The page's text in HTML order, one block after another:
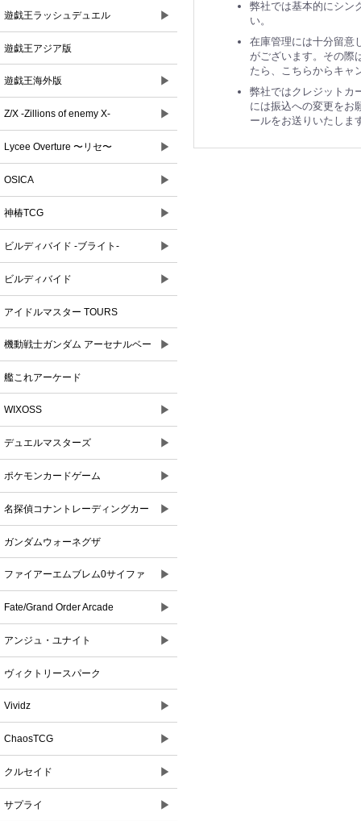
遊戯王ラッシュデュエル ▶
遊戯王アジア版
遊戯王海外版 ▶
Z/X -Zillions of enemy X- ▶
Lycee Overture 〜リセ〜 ▶
OSICA ▶
神椿TCG ▶
ビルディバイド -ブライト- ▶
ビルディバイド ▶
アイドルマスター TOURS
機動戦士ガンダム アーセナルベー
ス
▶
艦これアーケード
WIXOSS ▶
デュエルマスターズ ▶
ポケモンカードゲーム ▶
名探偵コナントレーディングカー
ドゲーム
▶
ガンダムウォーネグザ
ファイアーエムブレム0サイファ ▶
Fate/Grand Order Arcade ▶
アンジュ・ユナイト ▶
ヴィクトリースパーク
Vividz ▶
ChaosTCG ▶
クルセイド ▶
サプライ ▶
弊社では基本的にシン
い。
在庫管理には十分留意
がございます。その際
たら、こちらからキャ
弊社ではクレジットカ
には振込への変更をお
ールをお送りいたしま